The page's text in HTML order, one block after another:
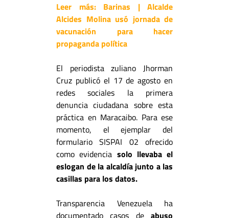
Leer más:
Barinas | Alcalde
Alcides Molina usó jornada de
vacunación para hacer
propaganda política
El periodista zuliano Jhorman
Cruz publicó el 17 de agosto en
redes sociales la primera
denuncia ciudadana sobre esta
práctica en Maracaibo. Para ese
momento, el ejemplar del
formulario SISPAI 02 ofrecido
como evidencia solo llevaba el
eslogan de la alcaldía junto a las
casillas para los datos.
Transparencia Venezuela ha
documentado casos de abuso